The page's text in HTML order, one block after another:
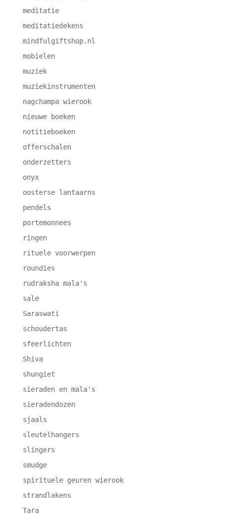
meditatie
meditatiedekens
mindfulgiftshop.nl
mobielen
muziek
muziekinstrumenten
nagchampa wierook
nieuwe boeken
notitieboeken
offerschalen
onderzetters
onyx
oosterse lantaarns
pendels
portemonnees
ringen
rituele voorwerpen
roundies
rudraksha mala's
sale
Saraswati
schoudertas
sfeerlichten
Shiva
shungiet
sieraden en mala's
sieradendozen
sjaals
sleutelhangers
slingers
smudge
spirituele geuren wierook
strandlakens
Tara